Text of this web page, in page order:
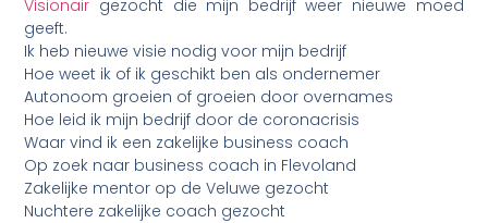
Visionair gezocht die mijn bedrijf weer nieuwe moed
geeft.
Ik heb nieuwe visie nodig voor mijn bedrijf
Hoe weet ik of ik geschikt ben als ondernemer
Autonoom groeien of groeien door overnames
Hoe leid ik mijn bedrijf door de coronacrisis
Waar vind ik een zakelijke business coach
Op zoek naar business coach in Flevoland
Zakelijke mentor op de Veluwe gezocht
Nuchtere zakelijke coach gezocht